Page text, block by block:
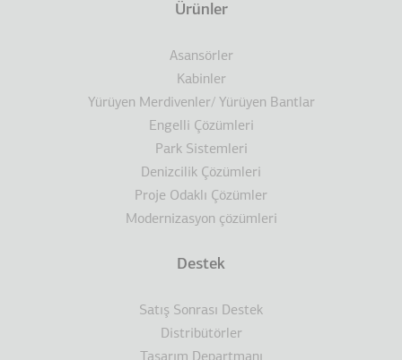
Ürünler
Asansörler
Kabinler
Yürüyen Merdivenler/ Yürüyen Bantlar
Engelli Çözümleri
Park Sistemleri
Denizcilik Çözümleri
Proje Odaklı Çözümler
Modernizasyon çözümleri
Destek
Satış Sonrası Destek
Distribütörler